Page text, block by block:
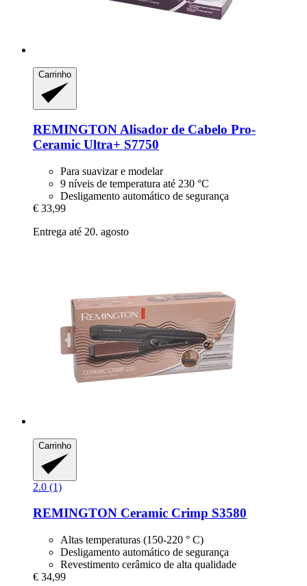
Carrinho
REMINGTONAlisador de Cabelo Pro-​
Ceramic Ultra+ S7750
Para suavizar e modelar
9 níveis de temperatura até 230 °C
Desligamento automático de segurança
€ 33,99
Entrega até 20. agosto
Carrinho
2.0 (1)
REMINGTON Ceramic Crimp S3580
Altas temperaturas (150-220 ° C)
Desligamento automático de segurança
Revestimento cerâmico de alta qualidade
€ 34,99